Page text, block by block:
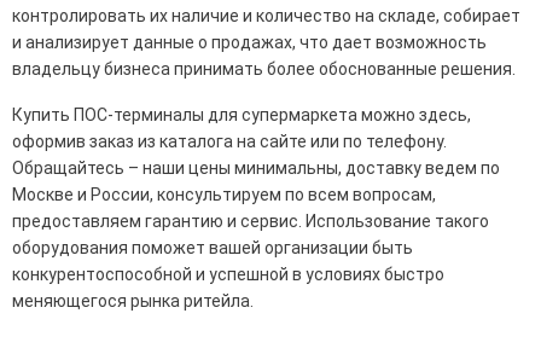
контролировать их наличие и количество на складе, собирает
и анализирует данные о продажах, что дает возможность
владельцу бизнеса принимать более обоснованные решения.
Купить ПОС-терминалы для супермаркета можно здесь,
оформив заказ из каталога на сайте или по телефону.
Обращайтесь – наши цены минимальны, доставку ведем по
Москве и России, консультируем по всем вопросам,
предоставляем гарантию и сервис. Использование такого
оборудования поможет вашей организации быть
конкурентоспособной и успешной в условиях быстро
меняющегося рынка ритейла.